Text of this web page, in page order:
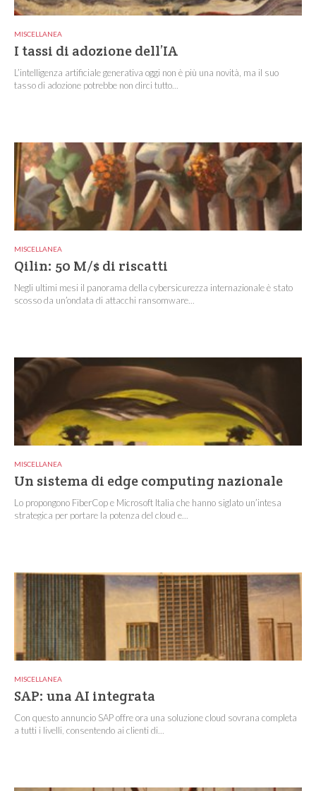
MISCELLANEA
I tassi di adozione dell’IA
L’intelligenza artificiale generativa oggi non è più una novità, ma il suo
tasso di adozione potrebbe non dirci tutto...
MISCELLANEA
Qilin: 50 M/$ di riscatti
Negli ultimi mesi il panorama della cybersicurezza internazionale è stato
scosso da un’ondata di attacchi ransomware...
MISCELLANEA
Un sistema di edge computing nazionale
Lo propongono FiberCop e Microsoft Italia che hanno siglato un’intesa
strategica per portare la potenza del cloud e...
MISCELLANEA
SAP: una AI integrata
Con questo annuncio SAP offre ora una soluzione cloud sovrana completa
a tutti i livelli, consentendo ai clienti di...